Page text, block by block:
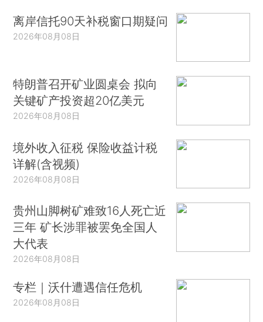
离岸信托90天补税窗口期疑问
2026年08月08日
特朗普召开矿业圆桌会 拟向
关键矿产投资超20亿美元
2026年08月08日
境外收入征税 保险收益计税
详解(含视频)
2026年08月08日
贵州山脚树矿难致16人死亡近
三年 矿长涉罪被罢免全国人
大代表
2026年08月08日
专栏｜沃什遭遇信任危机
2026年08月08日